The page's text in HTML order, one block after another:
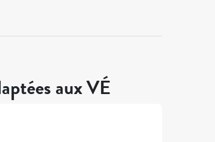
aux VÉ